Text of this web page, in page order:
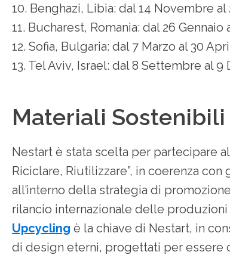
10. Benghazi, Libia: dal 14 Novembre
11. Bucharest, Romania: dal 26 Gennaio
12. Sofia, Bulgaria: dal 7 Marzo al 30
13. Tel Aviv, Israel: dal 8 Settembre al 9
Materiali Sostenibili
Nestart è stata scelta per partecipare
Riciclare, Riutilizzare”, in coerenza con
all’interno della strategia di
rilancio internazionale delle produzioni
Upcycling è la chiave di Nestart, in
di design eterni, progettati per essere